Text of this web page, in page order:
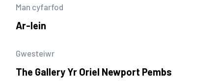
Man cyfarfod
Ar-lein
Gwesteiwr
The Gallery Yr Oriel Newport Pembs